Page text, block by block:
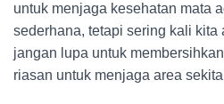
untuk menjaga kesehatan mata
sederhana, tetapi sering kali kita
jangan lupa untuk
riasan untuk menjaga area